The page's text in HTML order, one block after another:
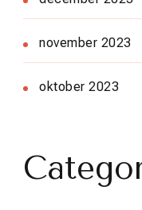
november 2023
oktober 2023